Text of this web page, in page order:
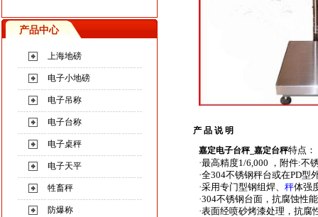
产品中心
上海地磅
电子小地磅
电子吊称
电子台称
电子桌秤
电子天平
牲畜秤
防爆称
产 品 说 明
嘉定电子台秤_ 嘉定台秤特点：
·最高精度1/6,000 ，附件:不
·全304不锈钢秤台或在PD型
·采用专门型钢组焊、 秤体强
·304不锈钢台面，抗腐蚀性
·表面经喷砂烤漆处理，抗腐